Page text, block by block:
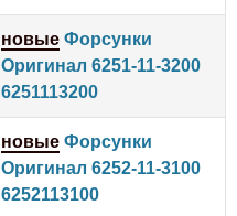
новые Форсунки
Оригинал 6251-11-3200
6251113200
новые Форсунки
Оригинал 6252-11-3100
6252113100